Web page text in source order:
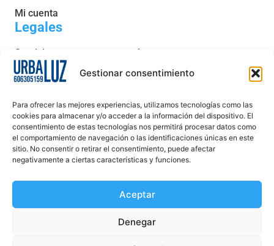
Gestionar consentimiento
Para ofrecer las mejores experiencias, utilizamos tecnologías como las
cookies para almacenar y/o acceder a la información del dispositivo. El
consentimiento de estas tecnologías nos permitirá procesar datos como
el comportamiento de navegación o las identificaciones únicas en este
sitio. No consentir o retirar el consentimiento, puede afectar
negativamente a ciertas características y funciones.
Aceptar
Denegar
Mi cuenta
Legales
Servicio post venta y garantía
Condiciones generales de venta
Política de cookies
Aviso legal
Declaración de accesibilidad